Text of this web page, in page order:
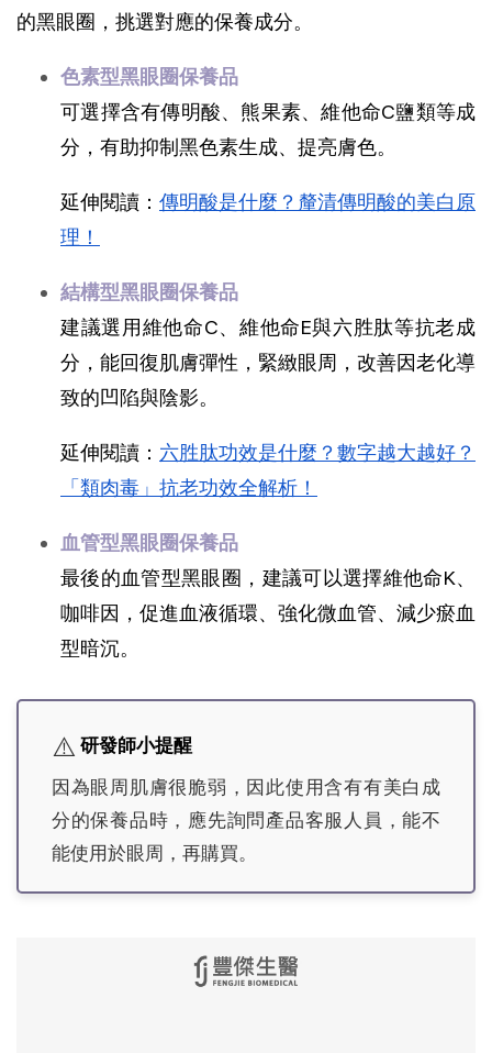
的黑眼圈，挑選對應的保養成分。
色素型黑眼圈保養品
可選擇含有傳明酸、熊果素、維他命C鹽類等成
分，有助抑制黑色素生成、提亮膚色。
延伸閱讀： 傳明酸是什麼？釐清傳明酸的美白原
理！
結構型黑眼圈保養品
建議選用維他命C、維他命E與六胜肽等抗老成
分，能回復肌膚彈性，緊緻眼周，改善因老化導
致的凹陷與陰影。
延伸閱讀： 六胜肽功效是什麼？數字越大越好？
「類肉毒」抗老功效全解析！
血管型黑眼圈保養品
最後的血管型黑眼圈，建議可以選擇維他命K、
咖啡因，促進血液循環、強化微血管、減少瘀血
型暗沉。
⚠️ 研發師小提醒
因為眼周肌膚很脆弱，因此使用含有有美白成
分的保養品時，應先詢問產品客服人員，能不
能使用於眼周，再購買。